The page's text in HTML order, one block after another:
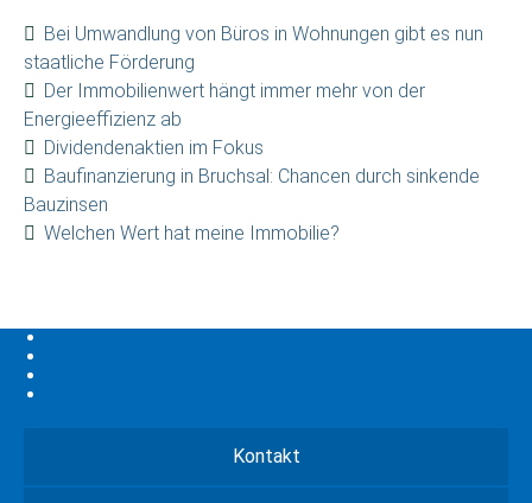
Bei Umwandlung von Büros in Wohnungen gibt es nun
staatliche Förderung
Der Immobilienwert hängt immer mehr von der
Energieeffizienz ab
Dividendenaktien im Fokus
Baufinanzierung in Bruchsal: Chancen durch sinkende
Bauzinsen
Welchen Wert hat meine Immobilie?
Kontakt